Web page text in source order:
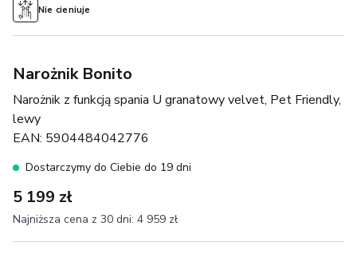
Narożnik Bonito
Narożnik z funkcją spania U granatowy velvet, Pet Friendly,
lewy
EAN: 5904484042776
Dostarczymy do Ciebie do 19 dni
5 199 zł
Najniższa cena z 30 dni: 4 959 zł
Nie cieniuje